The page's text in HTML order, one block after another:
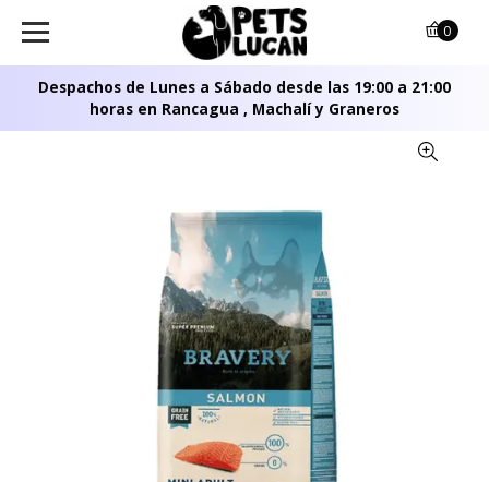
Despachos de Lunes a Sábado desde las 19:00 a 21:00
horas en Rancagua , Machalí y Graneros
0